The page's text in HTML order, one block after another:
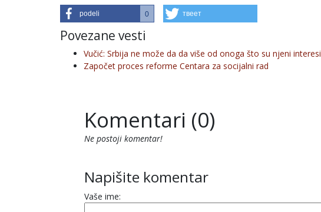
podeli 0 твеет
Povezane vesti
Vučić: Srbija ne može da da više od onoga što su njeni interesi
Započet proces reforme Centara za socijalni rad
Komentari (0)
Ne postoji komentar!
Napišite komentar
Vaše ime: